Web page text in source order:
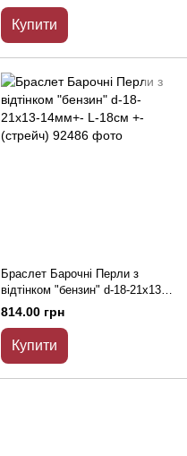
Купити
Браслет Барочні Перли з
відтінком "бензин" d-18-21х13-
14мм+- L-18см +- (стрейч)
814.00 грн
Купити